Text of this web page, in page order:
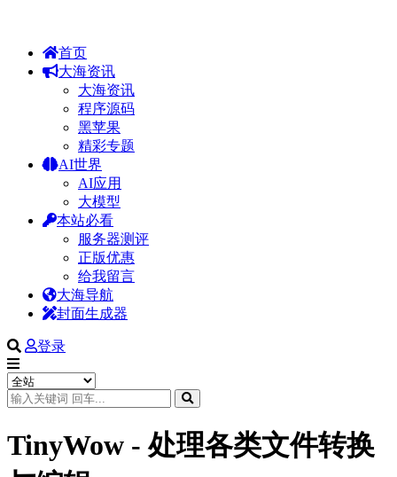
首页
大海资讯
大海资讯
程序源码
黑苹果
精彩专题
AI世界
AI应用
大模型
本站必看
服务器测评
正版优惠
给我留言
大海导航
封面生成器
登录
TinyWow - 处理各类文件转换